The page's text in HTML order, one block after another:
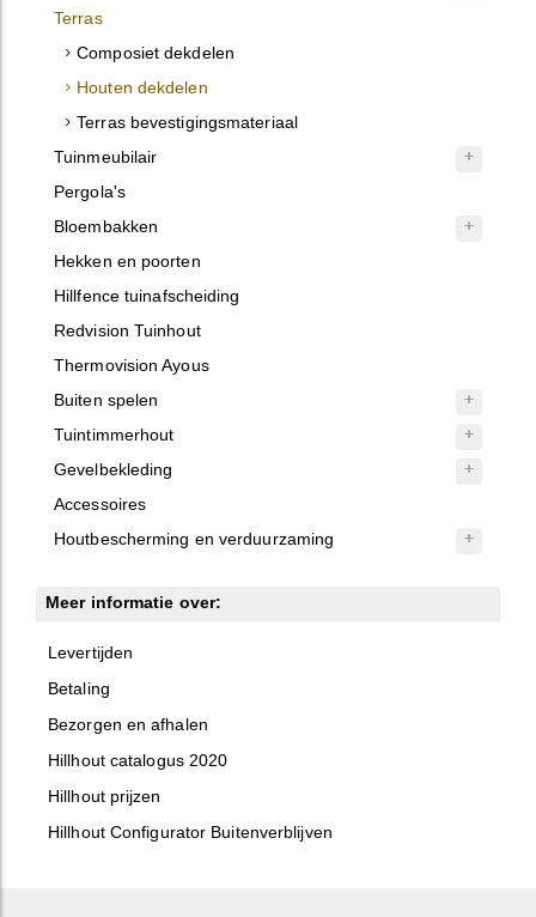
Terras
Composiet dekdelen
Houten dekdelen
Terras bevestigingsmateriaal
Tuinmeubilair
Pergola's
Bloembakken
Hekken en poorten
Hillfence tuinafscheiding
Redvision Tuinhout
Thermovision Ayous
Buiten spelen
Tuintimmerhout
Gevelbekleding
Accessoires
Houtbescherming en verduurzaming
Meer informatie over:
Levertijden
Betaling
Bezorgen en afhalen
Hillhout catalogus 2020
Hillhout prijzen
Hillhout Configurator Buitenverblijven